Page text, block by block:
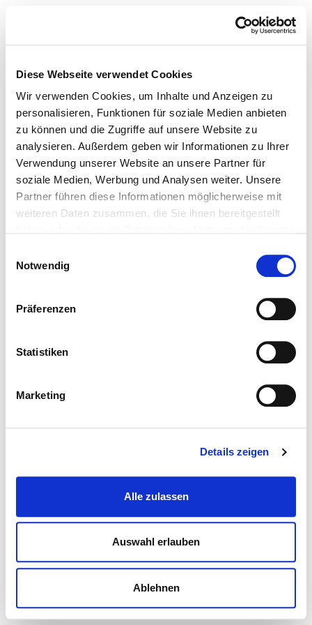
Diese Webseite verwendet Cookies
Wir verwenden Cookies, um Inhalte und Anzeigen zu
personalisieren, Funktionen für soziale Medien anbieten
zu können und die Zugriffe auf unsere Website zu
analysieren. Außerdem geben wir Informationen zu Ihrer
Verwendung unserer Website an unsere Partner für
soziale Medien, Werbung und Analysen weiter. Unsere
Partner führen diese Informationen möglicherweise mit
weiteren Daten zusammen, die Sie ihnen bereitgestellt
Notwendig
Präferenzen
Statistiken
Marketing
Details zeigen
Alle zulassen
Auswahl erlauben
Ablehnen